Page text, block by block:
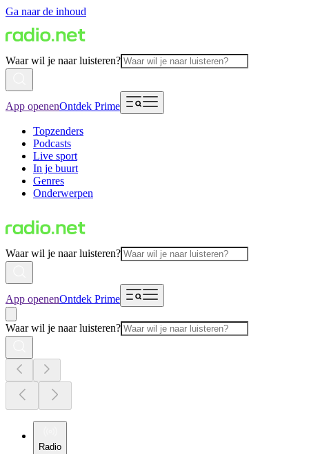
Ga naar de inhoud
Waar wil je naar luisteren?
App openenOntdek Prime
Topzenders
Podcasts
Live sport
In je buurt
Genres
Onderwerpen
Waar wil je naar luisteren?
App openenOntdek Prime
Waar wil je naar luisteren?
Radio